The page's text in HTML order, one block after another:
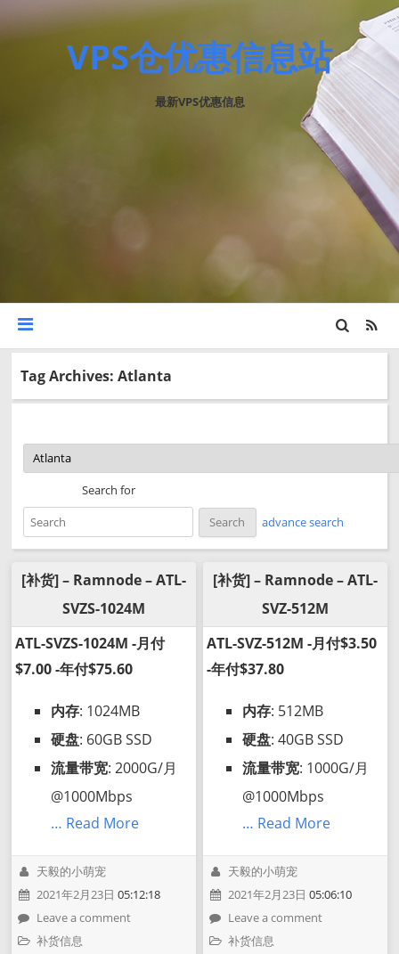
VPS仓优惠信息站
最新VPS优惠信息
Tag Archives: Atlanta
Search for
advance search
[补货] – Ramnode – ATL-
SVZS-1024M
ATL-SVZS-1024M -月付
$7.00 -年付$75.60
内存: 1024MB
硬盘: 60GB SSD
流量带宽: 2000G/月
@1000Mbps
… Read More
天毅的小萌宠
2021年2月23日 05:12:18
Leave a comment
补货信息
[补货] – Ramnode – ATL-
SVZ-512M
ATL-SVZ-512M -月付$3.50
-年付$37.80
内存: 512MB
硬盘: 40GB SSD
流量带宽: 1000G/月
@1000Mbps
… Read More
天毅的小萌宠
2021年2月23日 05:06:10
Leave a comment
补货信息